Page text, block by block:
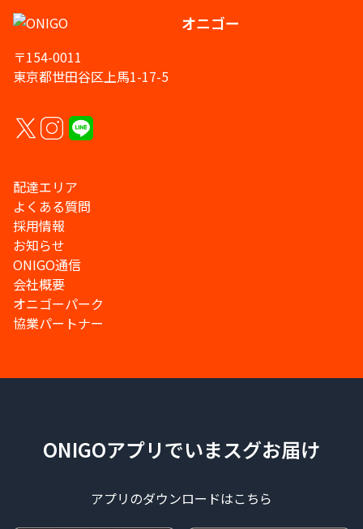
オニゴー
〒154-0011
東京都世田谷区上馬1-17-5
配達エリア
よくある質問
採用情報
お知らせ
ONIGO通信
会社概要
オニゴーパーク
協業パートナー
ONIGOアプリでいまスグお届け
アプリのダウンロードはこちら